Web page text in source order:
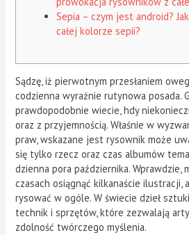
Sepia – czym jest android?
całej kolorze sepii?
Sądzę, iż pierwotnym przesłaniem
codzienna wyraźnie rutynowa posada.
prawdopodobnie wiecie, hdy
oraz z przyjemnością. Właśnie w
praw, wskazane jest rysownik może
się tylko rzecz oraz czas albumów
dzienna pora października. Wprawdzie,
czasach osiągnąć kilkanaście ilustracji,
rysować w ogóle.W świecie dzieł
technik i sprzętów, które zezwalają
zdolność twórczego myślenia.